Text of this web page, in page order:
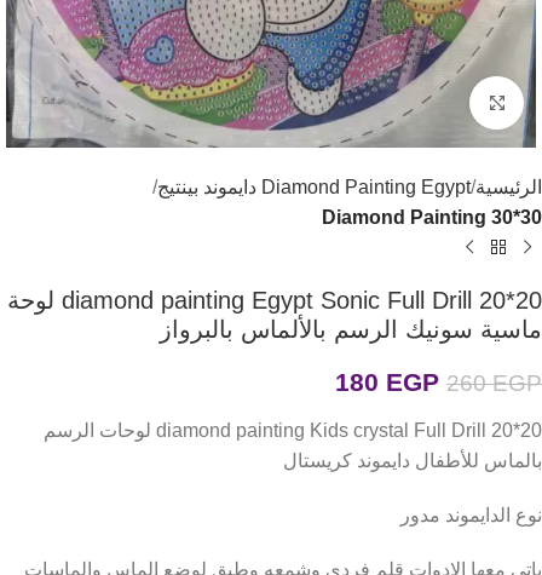
اضغط للتكبير
الرئيسية Diamond Painting Egypt دايموند بينتيج
Diamond Painting 30*30
diamond painting Egypt Sonic Full Drill 20*20 لوحة
ماسية سونيك الرسم بالألماس بالبرواز
260EGP
180 EGP
diamond painting Kids crystal Full Drill 20*20 لوحات الرسم
بالماس للأطفال دايموند كريستال
نوع الدايموند مدور
ياتي معها الادوات قلم فردي وشمعه وطبق لوضع الماس والماسات